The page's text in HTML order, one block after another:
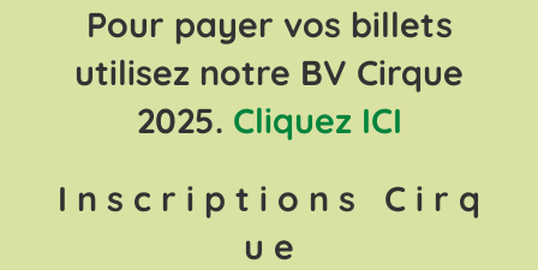
Pour payer vos billets
utilisez notre BV Cirque
2025. Cliquez ICI
I n s c r i p t i o n s C i r q
u e